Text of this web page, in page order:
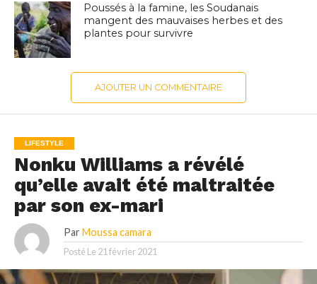
Poussés à la famine, les Soudanais
mangent des mauvaises herbes et des
plantes pour survivre
AJOUTER UN COMMENTAIRE
LIFESTYLE
Nonku Williams a révélé
qu’elle avait été maltraitée
par son ex-mari
Par Moussa camara
Posté Le 21 février 2021